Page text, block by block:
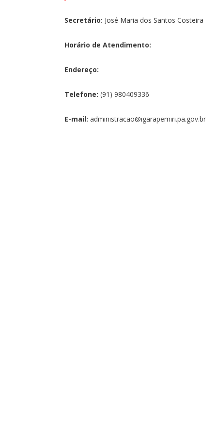
Secretário: José Maria dos Santos Costeira
Horário de Atendimento:
Endereço:
Telefone: (91) 980409336
E-mail: administracao@igarapemiri.pa.gov.br